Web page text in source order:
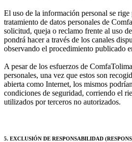
El uso de la información personal se
tratamiento de datos personales de
solicitud, queja o reclamo frente al uso
pondrá hacer a través de los canales
observando el procedimiento publicado
A pesar de los esfuerzos de
personales, una vez que estos son
abierta como Internet, los mismos
condiciones de seguridad, corriendo el
utilizados por terceros no autorizados.
5. EXCLUSIÓN DE RESPONSABILIDAD